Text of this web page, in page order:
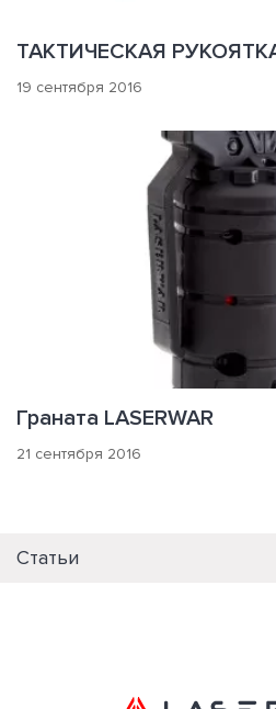
ТАКТИЧЕСКАЯ РУКОЯТКА
19 сентября 2016
Граната LASERWAR
21 сентября 2016
Статьи